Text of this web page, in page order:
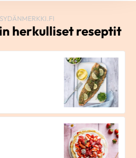
SYDÄNMERKKI.FI
herkulliset reseptit